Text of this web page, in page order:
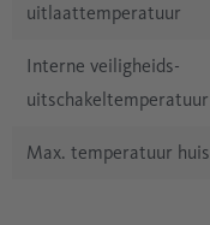
uitlaattemperatuur
Interne veiligheids-
uitschakeltemperatuur
Max. temperatuur huis